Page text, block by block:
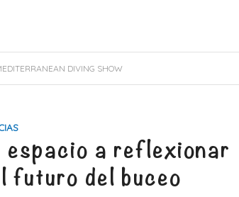
DIVING SHOW
a reflexionar
futuro del buceo